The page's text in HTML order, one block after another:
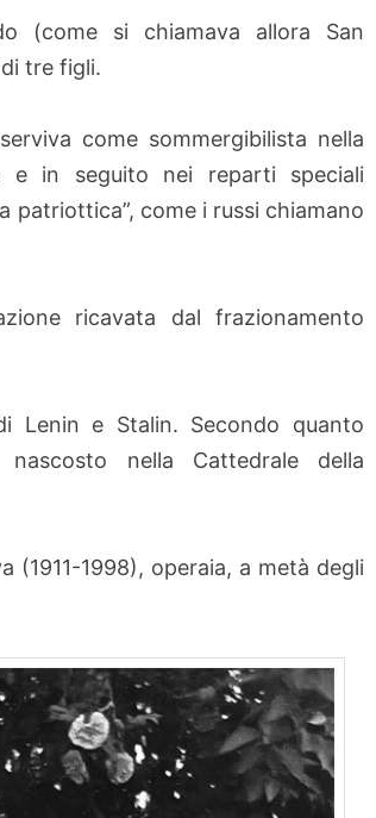
(come si chiamava allora San
tre figli.
come sommergibilista nella
e in seguito nei reparti speciali
patriottica”, come i russi chiamano
ricavata dal frazionamento
Lenin e Stalin. Secondo quanto
nella Cattedrale della
1998), operaia, a metà degli